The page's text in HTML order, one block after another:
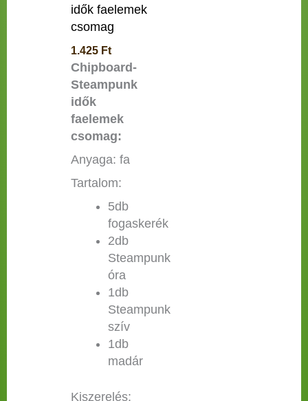
idők faelemek
csomag
1.425 Ft
Chipboard-
Steampunk
idők
faelemek
csomag:
Anyaga: fa
Tartalom:
5db
fogaskerék
2db
Steampunk
óra
1db
Steampunk
szív
1db
madár
Kiszerelés: